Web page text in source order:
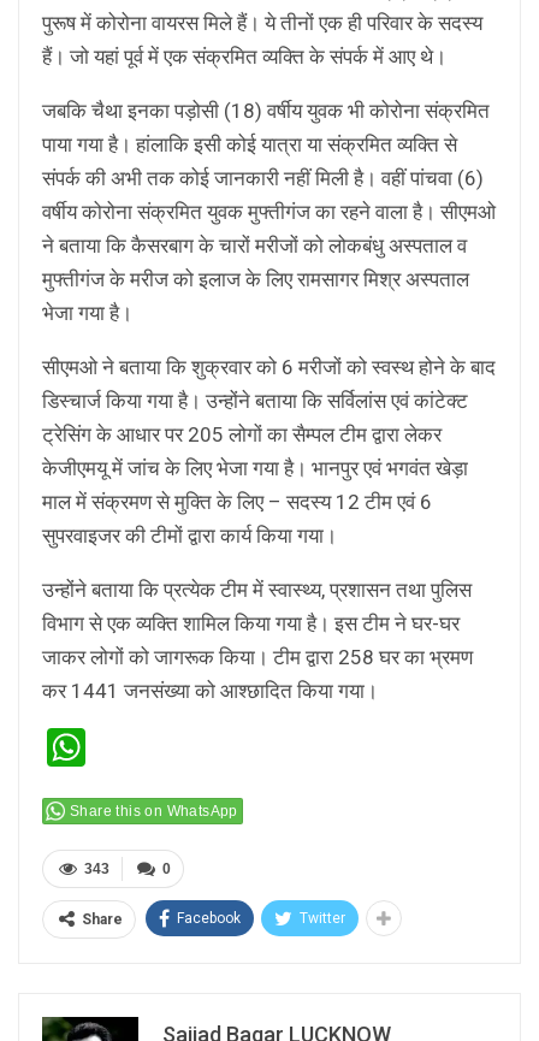
पुरूष में कोरोना वायरस मिले हैं। ये तीनों एक ही परिवार के सदस्य
हैं। जो यहां पूर्व में एक संक्रमित व्यक्ति के संपर्क में आए थे।
जबकि चैथा इनका पड़ोसी (18) वर्षीय युवक भी कोरोना संक्रमित
पाया गया है। हांलाकि इसी कोई यात्रा या संक्रमित व्यक्ति से
संपर्क की अभी तक कोई जानकारी नहीं मिली है। वहीं पांचवा (6)
वर्षीय कोरोना संक्रमित युवक मुफ्तीगंज का रहने वाला है। सीएमओ
ने बताया कि कैसरबाग के चारों मरीजों को लोकबंधु अस्पताल व
मुफ्तीगंज के मरीज को इलाज के लिए रामसागर मिश्र अस्पताल
भेजा गया है।
सीएमओ ने बताया कि शुक्रवार को 6 मरीजों को स्वस्थ होने के बाद
डिस्चार्ज किया गया है। उन्होंने बताया कि सर्विलांस एवं कांटेक्ट
ट्रेसिंग के आधार पर 205 लोगों का सैम्पल टीम द्वारा लेकर
केजीएमयू में जांच के लिए भेजा गया है। भानपुर एवं भगवंत खेड़ा
माल में संक्रमण से मुक्ति के लिए – सदस्य 12 टीम एवं 6
सुपरवाइजर की टीमों द्वारा कार्य किया गया।
उन्होंने बताया कि प्रत्येक टीम में स्वास्थ्य, प्रशासन तथा पुलिस
विभाग से एक व्यक्ति शामिल किया गया है। इस टीम ने घर-घर
जाकर लोगों को जागरूक किया। टीम द्वारा 258 घर का भ्रमण
कर 1441 जनसंख्या को आश्छादित किया गया।
Share this on WhatsApp
0
343
Share Facebook Twitter
Sajjad Baqar LUCKNOW